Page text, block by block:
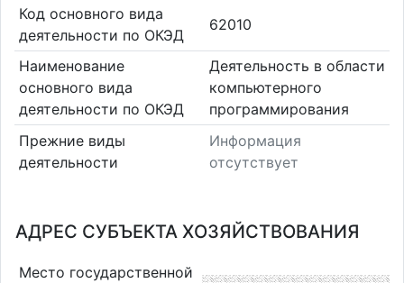
Код основного вида
деятельности по ОКЭД
62010
Наименование
основного вида
деятельности по ОКЭД
Деятельность в области
компьютерного
программирования
Прежние виды
деятельности
Информация
отсутствует
АДРЕС СУБЪЕКТА ХОЗЯЙСТВОВАНИЯ
Место государственной